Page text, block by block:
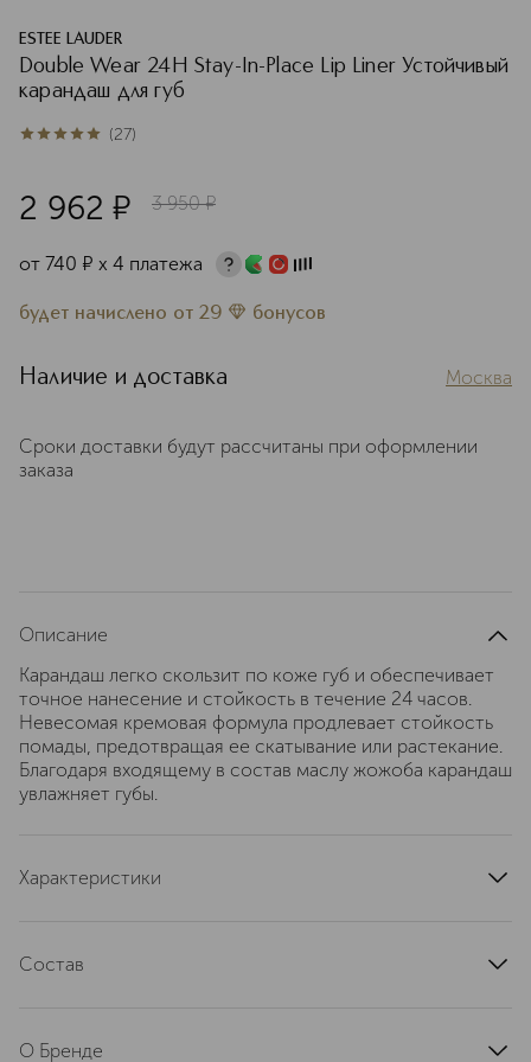
ESTEE LAUDER
Double Wear 24H Stay-In-Place Lip Liner Устойчивый
карандаш для губ
5из 527 (27)
2 962 ¤ 3 950 ¤
от 740 ¤ х 4 платежа
будет начислено от 29 бонусов
Наличие и доставка Москва
Сроки доставки будут рассчитаны при оформлении
заказа
Описание
Карандаш легко скользит по коже губ и обеспечивает
точное нанесение и стойкость в течение 24 часов.
Невесомая кремовая формула продлевает стойкость
помады, предотвращая ее скатывание или растекание.
Благодаря входящему в состав маслу жожоба карандаш
увлажняет губы.
Характеристики
Состав
Silica, Isoamyl Laurate, Hydrogenated Jojoba Oil, Cetearyl
О Бренде